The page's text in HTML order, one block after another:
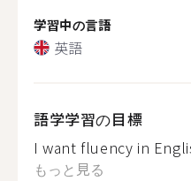
学習中の言語
英語
語学学習の目標
I want fluency in
もっと見る